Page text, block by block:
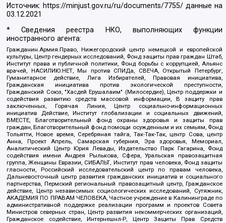
Источник: https://minjust.gov.ru/ru/documents/7755/ данные на
03.12.2021
* Сведения реестра НКО, выполняющих функции
иностранного агента:
Гражданин.Армия.Право, Нижегородский центр немецкой и европейской
культуры, Центр гендерных исследований, Фонд защиты прав граждан Штаб,
Институт права и публичной политики, Фонд борьбы с коррупцией, Альянс
врачей, НАСИЛИЮ.НЕТ, Мы против СПИДа, СВЕЧА, Открытый Петербург,
Гуманитарное действие, Лига Избирателей, Правовая инициатива,
Гражданская инициатива против экологической преступности,
Гражданский Союз, "Хасдей Ерушалаим" (Милосердие), Центр поддержки и
содействия развитию средств массовой информации, В защиту прав
заключенных, Горячая Линия, Центр социально-информационных
инициатив Действие, Институт глобализации и социальных движений,
ВМЕСТЕ, Благотворительный фонд охраны здоровья и защиты прав
граждан, Благотворительный фонд помощи осужденным и их семьям, Фонд
Тольятти, Новое время, Серебряная тайга, Так-Так-Так, центр Сова, центр
Анна, Проект Апрель, Самарская губерния, Эра здоровья, Мемориал,
Аналитический Центр Юрия Левады, Издательство Парк Гагарина, Фонд
содействия имени Андрея Рылькова, Сфера, Уральская правозащитная
группа, Женщины Евразии, СИБАЛЬТ, Институт прав человека, Фонд защиты
гласности, Российский исследовательский центр по правам человека,
Дальневосточный центр развития гражданских инициатив и социального
партнерства, Пермский региональный правозащитный центр, Гражданское
действие, Центр независимых социологических исследований, Сутяжник,
АКАДЕМИЯ ПО ПРАВАМ ЧЕЛОВЕКА, Частное учреждение в Калининграде по
административной поддержке реализации программ и проектов Совета
Министров северных стран, Центр развития некоммерческих организаций,
Гражданское содействие, Интернешнл-Р, Центр Защиты Прав Средств